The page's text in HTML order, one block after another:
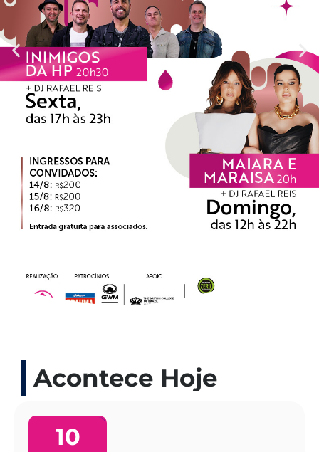
Acontece Hoje
10